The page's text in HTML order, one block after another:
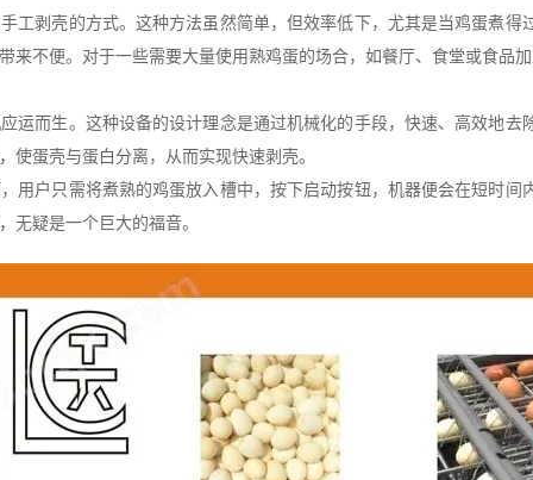
剥壳的方式。这种方法虽然简单，但效率低下，尤其是当鸡蛋煮得
来不便。对于一些需要大量使用熟鸡蛋的场合，如餐厅、食堂或食品
而生。这种设备的设计理念是通过机械化的手段，快速、高效地去
使蛋壳与蛋白分离，从而实现快速剥壳。
户只需将煮熟的鸡蛋放入槽中，按下启动按钮，机器便会在短时间
无疑是一个巨大的福音。